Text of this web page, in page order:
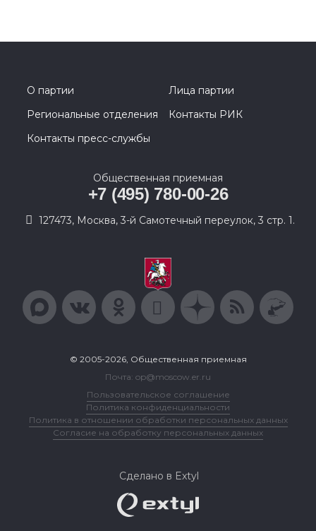
О партии
Лица партии
Региональные отделения
Контакты РИК
Контакты пресс-службы
Общественная приемная
+7 (495) 780-00-26
127473, Москва, 3-й Самотечный переулок, 3 стр. 1.
© 2005-2026, Общественная приемная
Почта: op@moscow.er.ru
Пользовательское соглашение
Политика конфиденциальности
Политика в отношении обработки персональных данных
Согласие на обработку персональных данных
Сделано в Extyl